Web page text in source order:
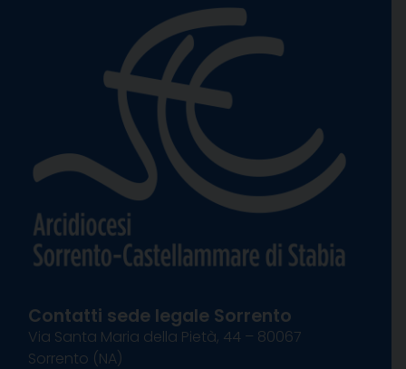
Contatti sede legale Sorrento
Via Santa Maria della Pietà, 44 – 80067
Sorrento (NA)